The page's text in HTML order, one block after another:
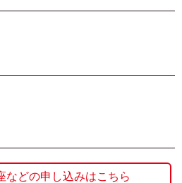
などの申し込みはこちら